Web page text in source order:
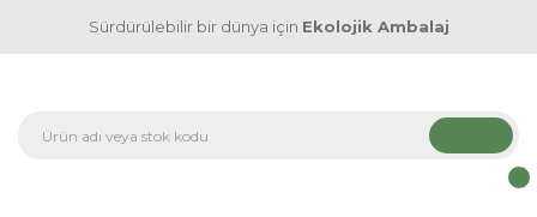
Sürdürülebilir bir dünya için Ekolojik Ambalaj